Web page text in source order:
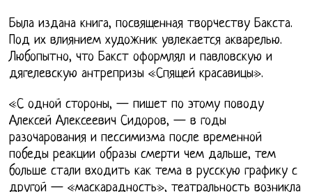
Была издана книга, посвященная творчеству Бакста.
Под их влиянием художник увлекается акварелью.
Любопытно, что Бакст оформлял и павловскую и
дягелевскую антрепризы «Спящей красавицы».
«С одной стороны, — пишет по этому поводу
Алексей Алексеевич Сидоров, — в годы
разочарования и пессимизма после временной
победы реакции образы смерти чем дальше, тем
больше стали входить как тема в русскую графику с
другой — «маскарадность», театральность возникла